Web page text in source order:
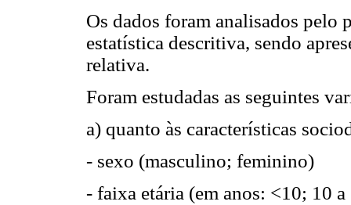
Os dados foram analisados pelo
estatística descritiva, sendo
relativa.
Foram estudadas as seguintes
a) quanto às características
- sexo (masculino; feminino)
- faixa etária (em anos: <10; 10